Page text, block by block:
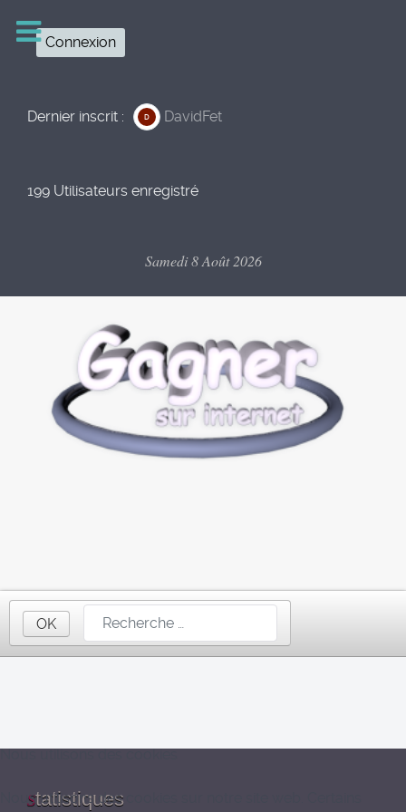
Connexion
Dernier inscrit : D DavidFet
199 Utilisateurs enregistré
Samedi 8 Août 2026
OK
Statistiques
Nous utilisons des cookies
Nous utilisons des cookies sur notre site web. Certains